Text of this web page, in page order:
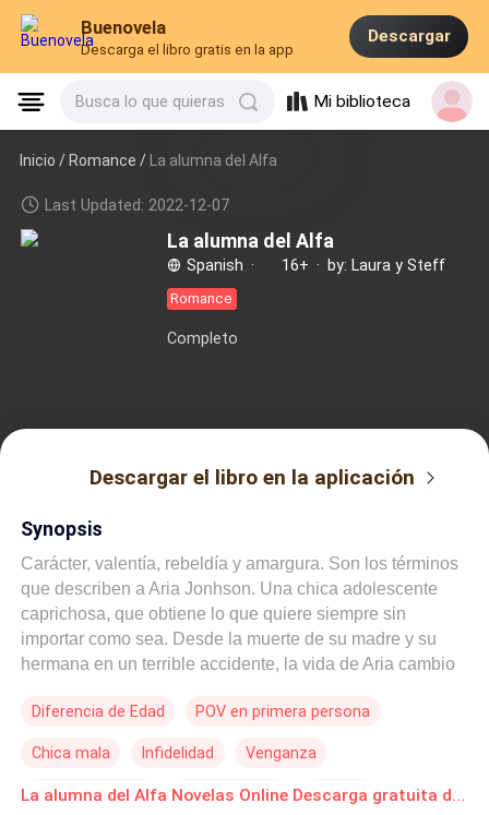
Buenovela
Descarga el libro gratis en la app
Descargar
Busca lo que quieras Mi biblioteca
Inicio /Romance / La alumna del Alfa
Last Updated: 2022-12-07
La alumna del Alfa
Spanish · 16+ · by: Laura y Steff
Romance
Completo
Descargar el libro en la aplicación
Synopsis
Carácter, valentía, rebeldía y amargura. Son los términos
que describen a Aria Jonhson. Una chica adolescente
caprichosa, que obtiene lo que quiere siempre sin
importar como sea. Desde la muerte de su madre y su
hermana en un terrible accidente, la vida de Aria cambio
se casó con Cassandra Wilcon, una madrastra tan terrible
instituto en el que pone un pie, su padre harto de su
terrible comportamiento decide enviarla al internado
Diferencia de Edad POV en primera persona
Chica mala Infidelidad Venganza
Poder Femenino Independiente Rebelde La alumna del Alfa Novelas Online Descarga gratuita de PDF